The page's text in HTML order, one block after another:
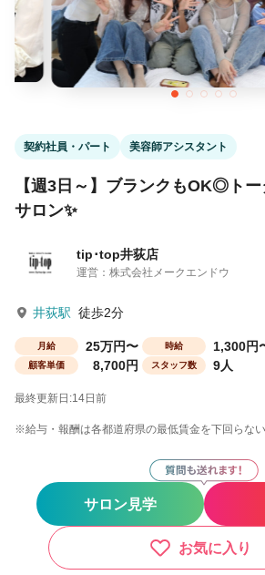
契約社員・パート 美容師アシスタント
【週3日～】ブランクもOK◎ト
サロン✨
tip･top井荻店
運営：株式会社メークエンドウ
井荻駅 徒歩2分
月給 25万円〜 時給 1,300円
顧客単価 8,700円 スタッフ数 9人
最終更新日:14日前
※給与・報酬は各都道府県の最低賃金を下回らな
サロン見学
お気に入り